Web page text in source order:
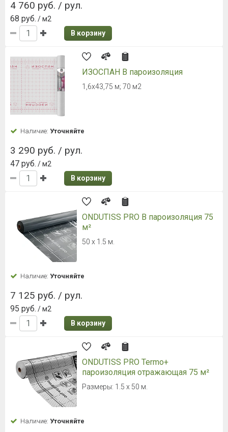
4 760 руб. / рул.
68 руб. / м2
В корзину
ИЗОСПАН В пароизоляция
1,6х43,75 м; 70 м2
Наличие: Уточняйте
3 290 руб. / рул.
47 руб. / м2
В корзину
ONDUTISS PRO B пароизоляция 75
м²
50 х 1.5 м.
Наличие: Уточняйте
7 125 руб. / рул.
95 руб. / м2
В корзину
ONDUTISS PRO Termo+
пароизоляция отражающая 75 м²
Размеры: 1.5 х 50 м.
Наличие: Уточняйте